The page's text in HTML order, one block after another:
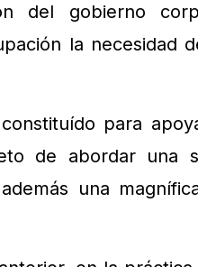
del gobierno
la necesidad
para
de abordar una
una